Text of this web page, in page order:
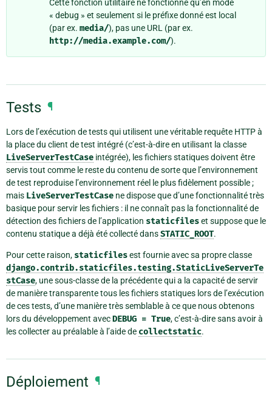
Cette fonction utilitaire ne fonctionne qu’en mode
« debug » et seulement si le préfixe donné est local
(par ex. media/), pas une URL (par ex.
http://media.example.com/).
Tests ¶
Lors de l’exécution de tests qui utilisent une véritable requête HTTP à
la place du client de test intégré (c’est-à-dire en utilisant la classe
LiveServerTestCase intégrée), les fichiers statiques doivent être
servis tout comme le reste du contenu de sorte que l’environnement
de test reproduise l’environnement réel le plus fidèlement possible ;
mais LiveServerTestCase ne dispose que d’une fonctionnalité très
basique pour servir les fichiers : il ne connaît pas la fonctionnalité de
détection des fichiers de l’application staticfileset suppose que le
contenu statique a déjà été collecté dansSTATIC_ROOT.
Pour cette raison, staticfilesest fournie avec sa propre classe
django.contrib.staticfiles.testing.StaticLiveServerTe
stCase, une sous-classe de la précédente qui a la capacité de servir
de manière transparente tous les fichiers statiques lors de l’exécution
de ces tests, d’une manière très semblable à ce que nous obtenons
lors du développement avecDEBUG = True, c’est-à-dire sans avoir à
les collecter au préalable à l’aide de collectstatic.
Déploiement ¶